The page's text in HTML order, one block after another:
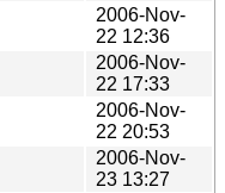
2006-Nov-
22 12:36
2006-Nov-
22 17:33
2006-Nov-
22 20:53
2006-Nov-
23 13:27